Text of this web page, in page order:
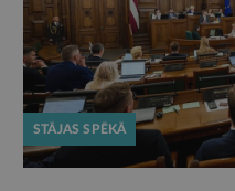
STĀJAS SPĒKĀ